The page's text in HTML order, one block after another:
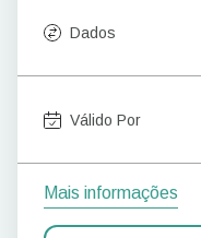
Dados
Válido Por
Mais informações